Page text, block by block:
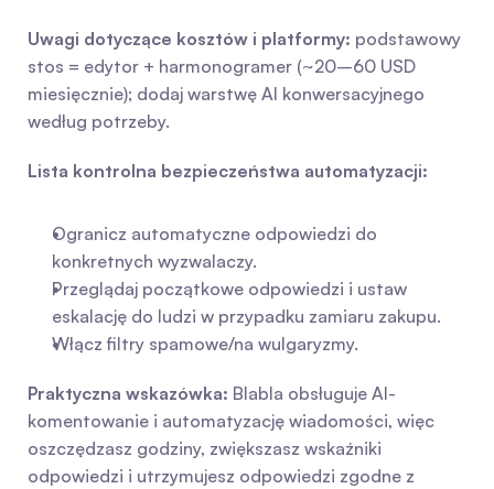
Uwagi dotyczące kosztów i platformy: podstawowy
stos = edytor + harmonogramer (~20–60 USD
miesięcznie); dodaj warstwę AI konwersacyjnego
według potrzeby.
Lista kontrolna bezpieczeństwa automatyzacji:
Ogranicz automatyczne odpowiedzi do
konkretnych wyzwalaczy.
Przeglądaj początkowe odpowiedzi i ustaw
eskalację do ludzi w przypadku zamiaru zakupu.
Włącz filtry spamowe/na wulgaryzmy.
Praktyczna wskazówka: Blabla obsługuje AI-
komentowanie i automatyzację wiadomości, więc
oszczędzasz godziny, zwiększasz wskaźniki
odpowiedzi i utrzymujesz odpowiedzi zgodne z